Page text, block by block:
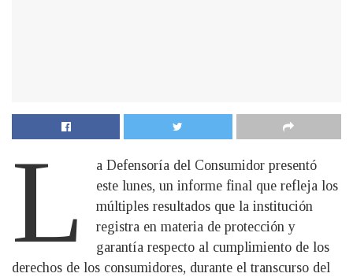
L
a Defensoría del Consumidor presentó
este lunes, un informe final que refleja los
múltiples resultados que la institución
registra en materia de protección y
garantía respecto al cumplimiento de los
derechos de los consumidores, durante el transcurso del